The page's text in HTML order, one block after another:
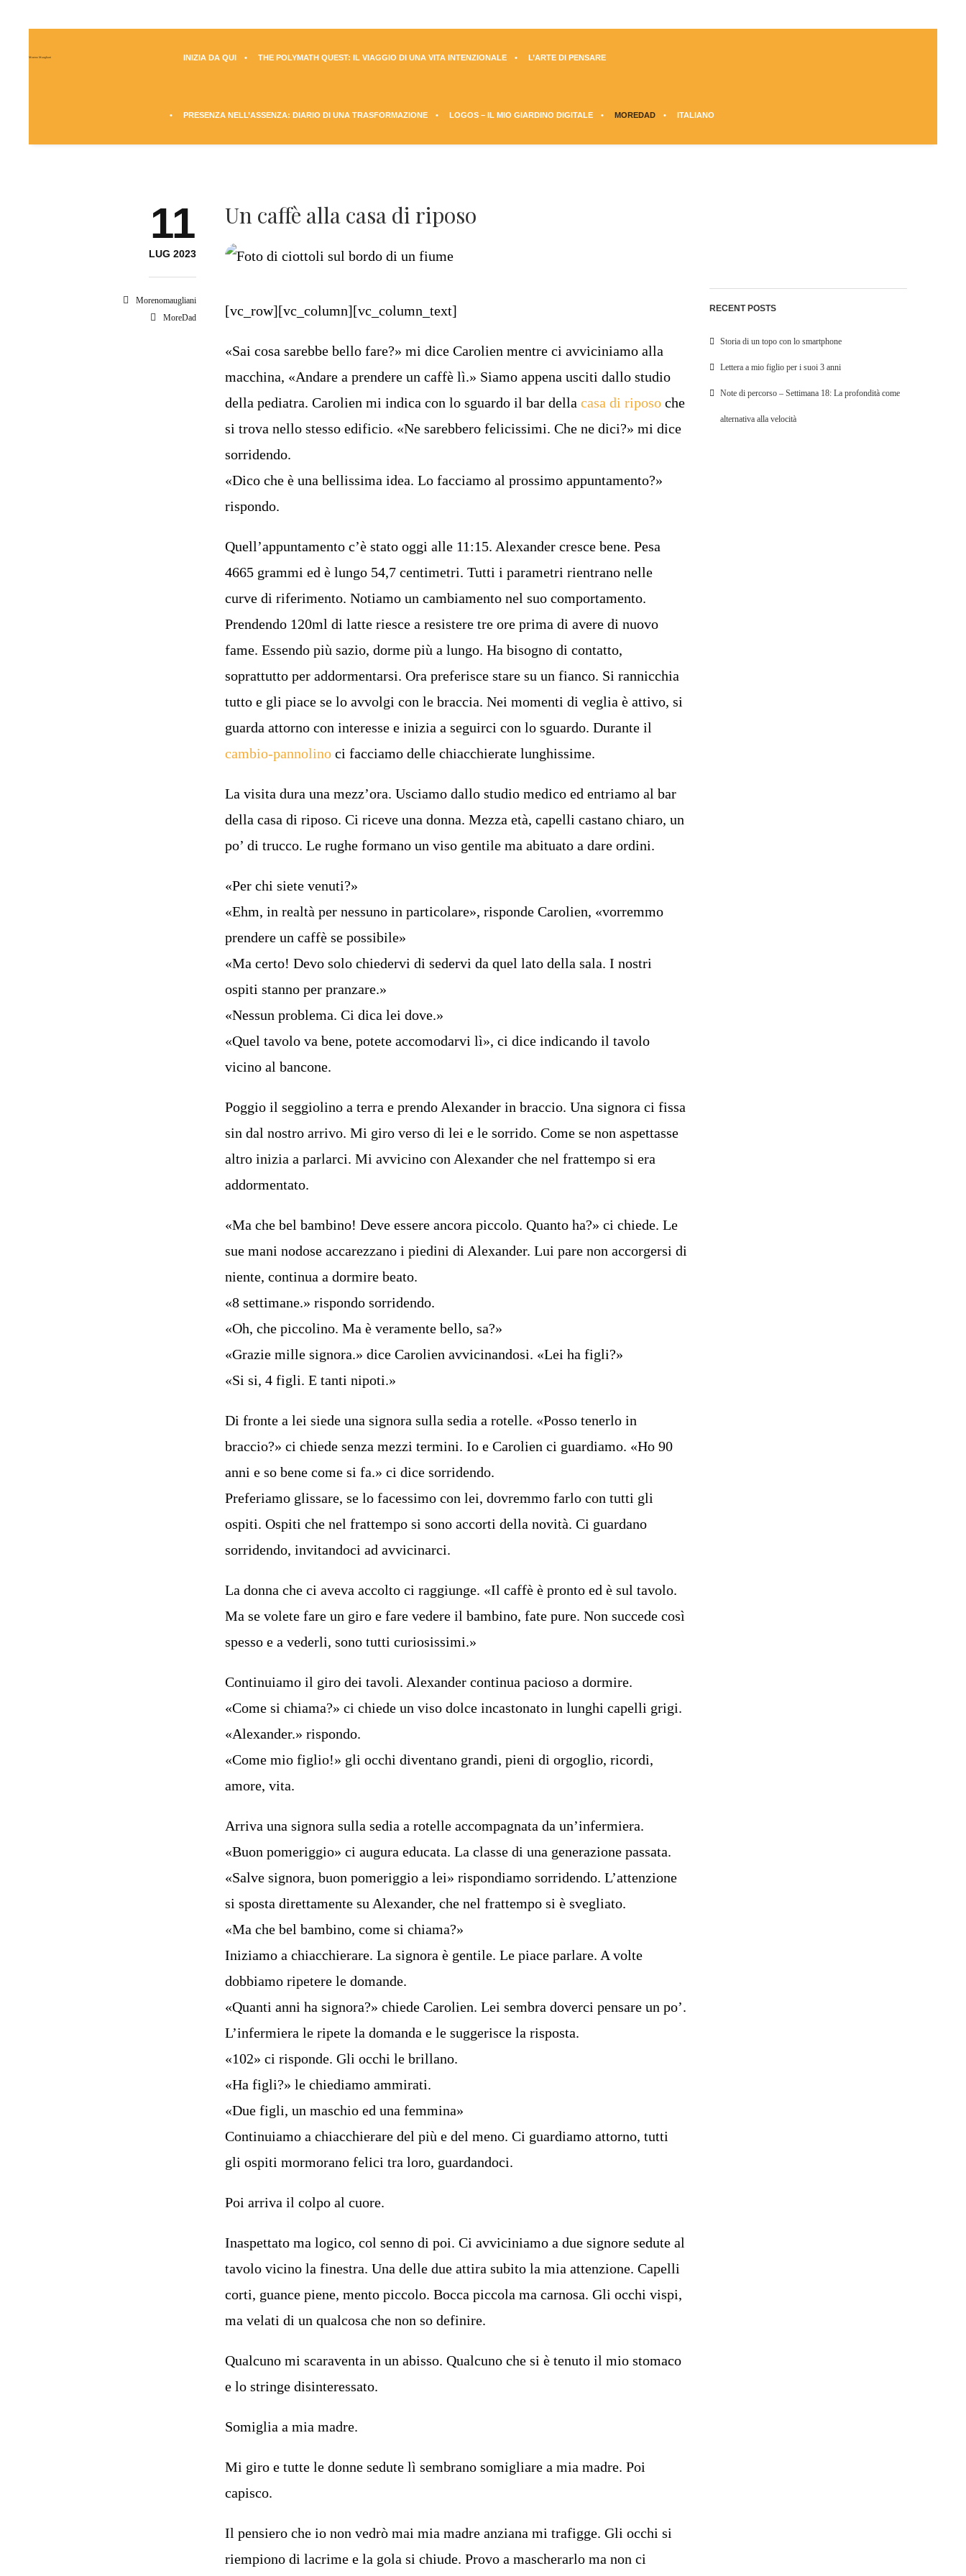
Moreno Maugliani INIZIA DA QUI THE POLYMATH QUEST: IL VIAGGIO DI UNA VITA INTENZIONALE L’ARTE DI PENSARE
PRESENZA NELL’ASSENZA: DIARIO DI UNA TRASFORMAZIONE LOGOS – IL MIO GIARDINO DIGITALE MOREDAD ITALIANO
11
LUG 2023
Morenomaugliani
MoreDad
Un caffè alla casa di riposo
[vc_row][vc_column][vc_column_text]
«Sai cosa sarebbe bello fare?» mi dice Carolien mentre ci avviciniamo alla
macchina, «Andare a prendere un caffè lì.» Siamo appena usciti dallo studio
della pediatra. Carolien mi indica con lo sguardo il bar dellacasa di riposo che
si trova nello stesso edificio. «Ne sarebbero felicissimi. Che ne dici?» mi dice
sorridendo.
«Dico che è una bellissima idea. Lo facciamo al prossimo appuntamento?»
rispondo.
Quell’appuntamento c’è stato oggi alle 11:15. Alexander cresce bene. Pesa
4665 grammi ed è lungo 54,7 centimetri. Tutti i parametri rientrano nelle
curve di riferimento. Notiamo un cambiamento nel suo comportamento.
Prendendo 120ml di latte riesce a resistere tre ore prima di avere di nuovo
fame. Essendo più sazio, dorme più a lungo. Ha bisogno di contatto,
soprattutto per addormentarsi. Ora preferisce stare su un fianco. Si rannicchia
tutto e gli piace se lo avvolgi con le braccia. Nei momenti di veglia è attivo, si
guarda attorno con interesse e inizia a seguirci con lo sguardo. Durante il
cambio-pannolino ci facciamo delle chiacchierate lunghissime.
La visita dura una mezz’ora. Usciamo dallo studio medico ed entriamo al bar
della casa di riposo. Ci riceve una donna. Mezza età, capelli castano chiaro, un
po’ di trucco. Le rughe formano un viso gentile ma abituato a dare ordini.
«Per chi siete venuti?»
«Ehm, in realtà per nessuno in particolare», risponde Carolien, «vorremmo
prendere un caffè se possibile»
«Ma certo! Devo solo chiedervi di sedervi da quel lato della sala. I nostri
ospiti stanno per pranzare.»
«Nessun problema. Ci dica lei dove.»
«Quel tavolo va bene, potete accomodarvi lì», ci dice indicando il tavolo
vicino al bancone.
Poggio il seggiolino a terra e prendo Alexander in braccio. Una signora ci fissa
sin dal nostro arrivo. Mi giro verso di lei e le sorrido. Come se non aspettasse
altro inizia a parlarci. Mi avvicino con Alexander che nel frattempo si era
addormentato.
«Ma che bel bambino! Deve essere ancora piccolo. Quanto ha?» ci chiede. Le
sue mani nodose accarezzano i piedini di Alexander. Lui pare non accorgersi di
niente, continua a dormire beato.
«8 settimane.» rispondo sorridendo.
«Oh, che piccolino. Ma è veramente bello, sa?»
«Grazie mille signora.» dice Carolien avvicinandosi. «Lei ha figli?»
«Si si, 4 figli. E tanti nipoti.»
Di fronte a lei siede una signora sulla sedia a rotelle. «Posso tenerlo in
braccio?» ci chiede senza mezzi termini. Io e Carolien ci guardiamo. «Ho 90
anni e so bene come si fa.» ci dice sorridendo.
Preferiamo glissare, se lo facessimo con lei, dovremmo farlo con tutti gli
ospiti. Ospiti che nel frattempo si sono accorti della novità. Ci guardano
sorridendo, invitandoci ad avvicinarci.
La donna che ci aveva accolto ci raggiunge. «Il caffè è pronto ed è sul tavolo.
Ma se volete fare un giro e fare vedere il bambino, fate pure. Non succede così
spesso e a vederli, sono tutti curiosissimi.»
Continuiamo il giro dei tavoli. Alexander continua pacioso a dormire.
«Come si chiama?» ci chiede un viso dolce incastonato in lunghi capelli grigi.
«Alexander.» rispondo.
«Come mio figlio!» gli occhi diventano grandi, pieni di orgoglio, ricordi,
amore, vita.
Arriva una signora sulla sedia a rotelle accompagnata da un’infermiera.
«Buon pomeriggio» ci augura educata. La classe di una generazione passata.
«Salve signora, buon pomeriggio a lei» rispondiamo sorridendo. L’attenzione
si sposta direttamente su Alexander, che nel frattempo si è svegliato.
«Ma che bel bambino, come si chiama?»
Iniziamo a chiacchierare. La signora è gentile. Le piace parlare. A volte
dobbiamo ripetere le domande.
«Quanti anni ha signora?» chiede Carolien. Lei sembra doverci pensare un po’.
L’infermiera le ripete la domanda e le suggerisce la risposta.
«102» ci risponde. Gli occhi le brillano.
«Ha figli?» le chiediamo ammirati.
«Due figli, un maschio ed una femmina»
Continuiamo a chiacchierare del più e del meno. Ci guardiamo attorno, tutti
gli ospiti mormorano felici tra loro, guardandoci.
Poi arriva il colpo al cuore.
Inaspettato ma logico, col senno di poi. Ci avviciniamo a due signore sedute al
tavolo vicino la finestra. Una delle due attira subito la mia attenzione. Capelli
corti, guance piene, mento piccolo. Bocca piccola ma carnosa. Gli occhi vispi,
ma velati di un qualcosa che non so definire.
Qualcuno mi scaraventa in un abisso. Qualcuno che si è tenuto il mio stomaco
e lo stringe disinteressato.
Somiglia a mia madre.
Mi giro e tutte le donne sedute lì sembrano somigliare a mia madre. Poi
capisco.
Il pensiero che io non vedrò mai mia madre anziana mi trafigge. Gli occhi si
riempiono di lacrime e la gola si chiude. Provo a mascherarlo ma non ci
RECENT POSTS
Storia di un topo con lo smartphone
Lettera a mio figlio per i suoi 3 anni
Note di percorso – Settimana 18: La profondità come
alternativa alla velocità